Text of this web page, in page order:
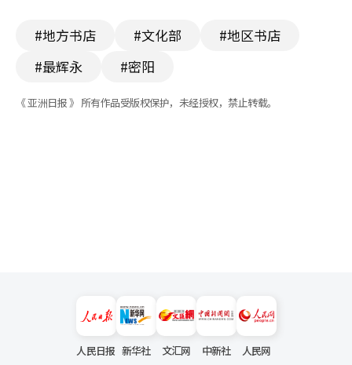
#地方书店 #文化部
#地区书店
#最辉永
#密阳
《 亚洲日报 》 所有作品受版权保护，未经授权，禁止转载。
人民日报 新华社 文汇网 中新社 人民网